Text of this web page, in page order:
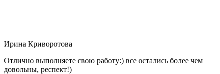
Ирина Криворотова
Отлично выполняете свою работу:) все остались более чем
довольны, респект!)